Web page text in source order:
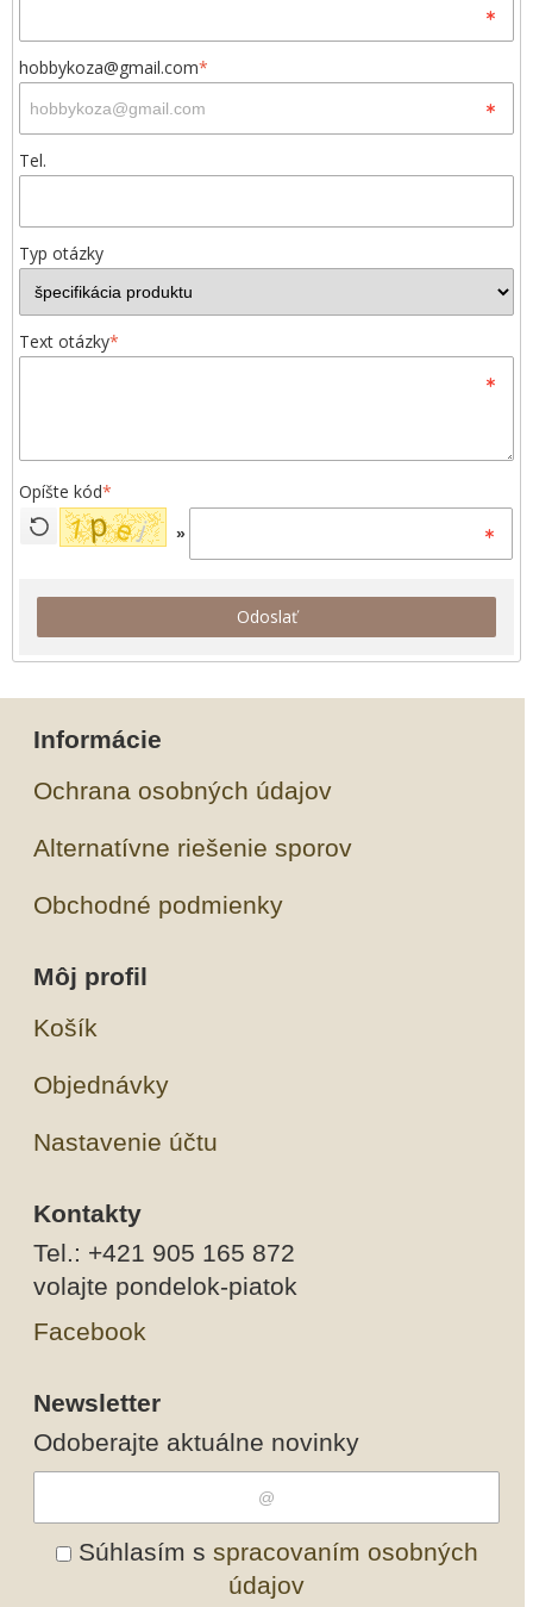
hobbykoza@gmail.com*
Tel.
Typ otázky
Text otázky*
Opíšte kód*
»
Odoslať
Informácie
Ochrana osobných údajov
Alternatívne riešenie sporov
Obchodné podmienky
Môj profil
Košík
Objednávky
Nastavenie účtu
Kontakty
Tel.: +421 905 165 872
volajte pondelok-piatok
Facebook
Newsletter
Odoberajte aktuálne novinky
Súhlasím s spracovaním osobných
údajov